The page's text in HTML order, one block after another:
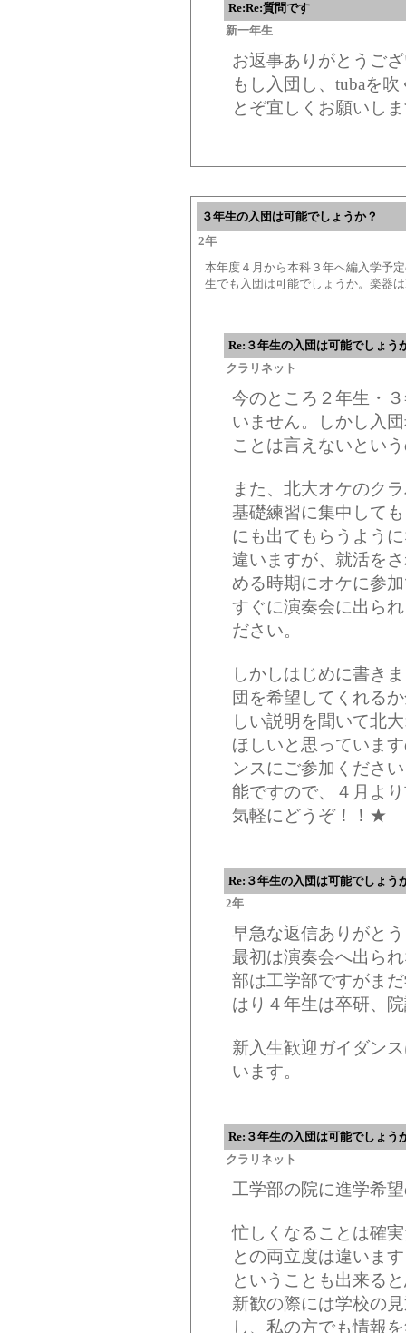
Re:Re:質問です
新一年生
お返事ありがとうご
もし入団し、tubaを
とぞ宜しくお願いし
３年生の入団は可能でしょうか？
2年
本年度４月から本科３年へ編入学予
生でも入団は可能でしょうか。楽器
Re:３年生の入団は可能でしょう
クラリネット
今のところ２年生・
いません。しかし入
ことは言えないとい
また、北大オケのク
基礎練習に集中して
にも出てもらうよう
違いますが、就活を
める時期にオケに参
すぐに演奏会に出ら
ださい。
しかしはじめに書き
団を希望してくれる
しい説明を聞いて北
ほしいと思っていま
ンスにご参加くださ
能ですので、４月よ
気軽にどうぞ！！★
Re:３年生の入団は可能でしょう
2年
早急な返信ありがと
最初は演奏会へ出ら
部は工学部ですがま
はり４年生は卒研、
新入生歓迎ガイダン
います。
Re:３年生の入団は可能でしょう
クラリネット
工学部の院に進学希
忙しくなることは確
との両立度は違いま
ということも出来る
新歓の際には学校の
し、私の方でも情報